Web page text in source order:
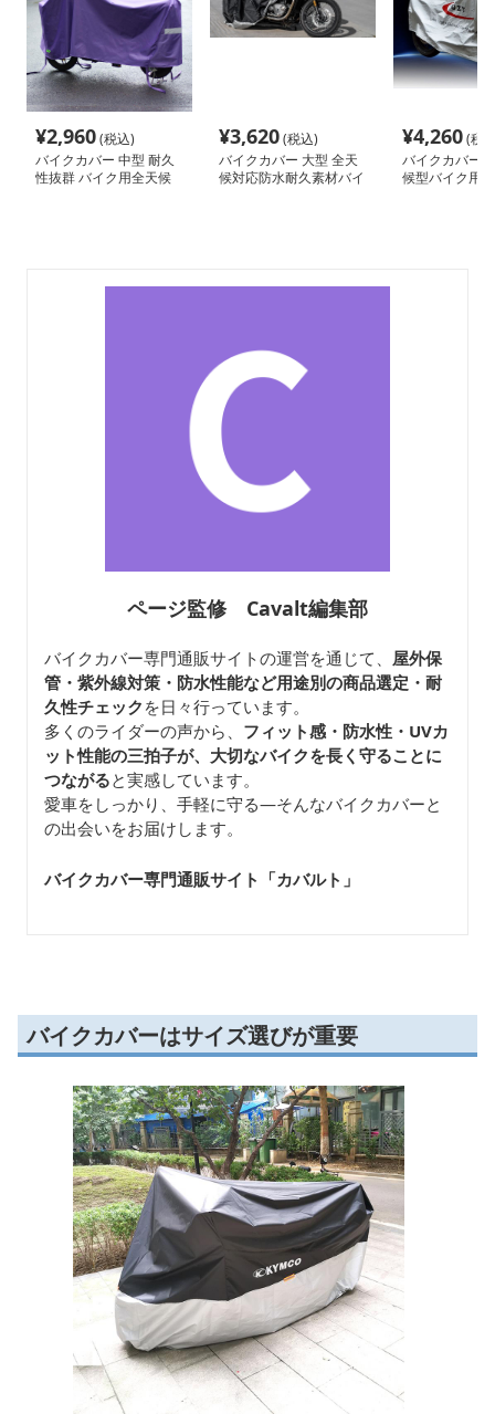
¥2,960(税込)
バイクカバー 中型 耐久
性抜群 バイク用全天候
¥3,620(税込)
バイクカバー 大型 全天
候対応防水耐久素材バイ
¥4,260(税
バイクカバー
候型バイク用
ページ監修 Cavalt編集部
バイクカバー専門通販サイトの運営を通じて、 屋外保
管・紫外線対策・防水性能など用途別の商品選定・耐
久性チェック を日々行っています。
多くのライダーの声から、 フィット感・防水性・UVカ
ット性能の三拍子が、大切なバイクを長く守ることに
つながると実感しています。
愛車をしっかり、手軽に守る—そんなバイクカバーと
の出会いをお届けします。
バイクカバー専門通販サイト「カバルト 」
バイクカバーはサイズ選びが重要